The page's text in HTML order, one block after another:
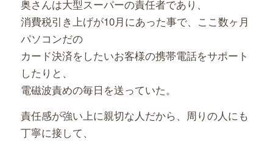
奥さんは大型スーパーの責任者であり、
消費税引き上げが10月にあった事で、ここ数ヶ月
パソコンだの
カード決済をしたいお客様の携帯電話をサポート
したりと、
電磁波責めの毎日を送っていた。
責任感が強い上に親切な人だから、周りの人にも
丁寧に接して、